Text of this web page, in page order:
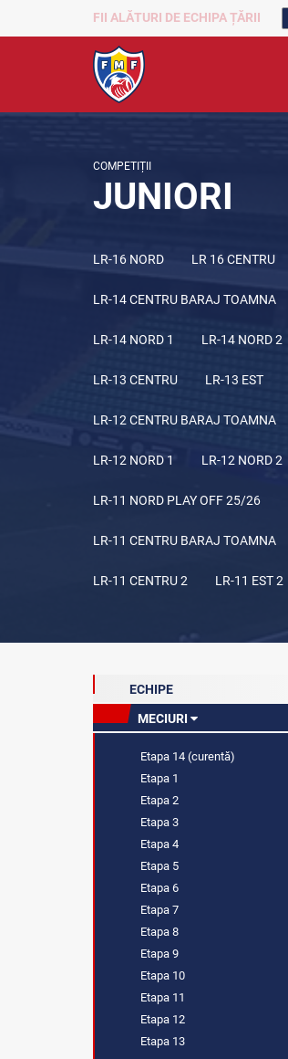
FII ALĂTURI DE ECHIPA ȚĂRII
COMPETIȚII
JUNIORI
LR-16 NORD LR 16 CENTRU
LR-14 CENTRU BARAJ TOAMNA
LR-14 NORD 1 LR-14 NORD 2
LR-13 CENTRU LR-13 EST
LR-12 CENTRU BARAJ TOAMNA
LR-12 NORD 1 LR-12 NORD 2
LR-11 NORD PLAY OFF 25/26
LR-11 CENTRU BARAJ TOAMNA
LR-11 CENTRU 2 LR-11 EST 2
ECHIPE
MECIURI
Etapa 14 (curentă)
Etapa 1
Etapa 2
Etapa 3
Etapa 4
Etapa 5
Etapa 6
Etapa 7
Etapa 8
Etapa 9
Etapa 10
Etapa 11
Etapa 12
Etapa 13